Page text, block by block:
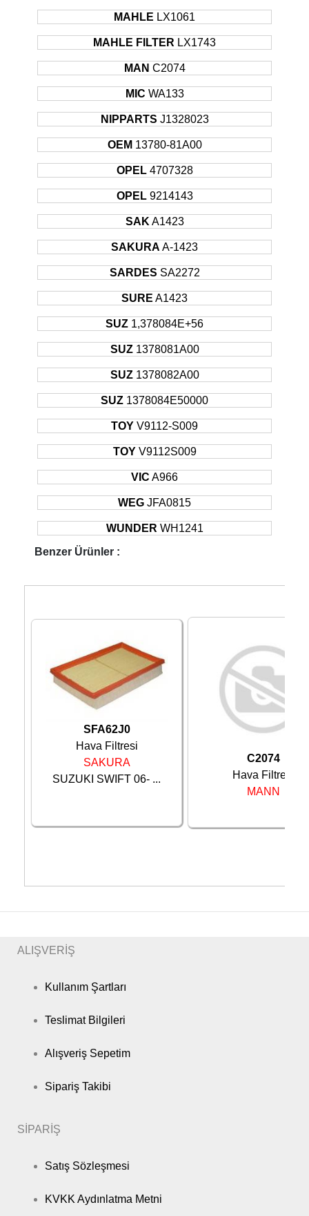
MAHLE LX1061
MAHLE FILTER LX1743
MAN C2074
MIC WA133
NIPPARTS J1328023
OEM 13780-81A00
OPEL 4707328
OPEL 9214143
SAK A1423
SAKURA A-1423
SARDES SA2272
SURE A1423
SUZ 1,378084E+56
SUZ 1378081A00
SUZ 1378082A00
SUZ 1378084E50000
TOY V9112-S009
TOY V9112S009
VIC A966
WEG JFA0815
WUNDER WH1241
Benzer Ürünler :
SFA62J0
Hava Filtresi
SAKURA
SUZUKI SWIFT 06- ...
C2074
Hava Filtresi
MANN
ALIŞVERİŞ
Kullanım Şartları
Teslimat Bilgileri
Alışveriş Sepetim
Sipariş Takibi
SİPARİŞ
Satış Sözleşmesi
KVKK Aydınlatma Metni